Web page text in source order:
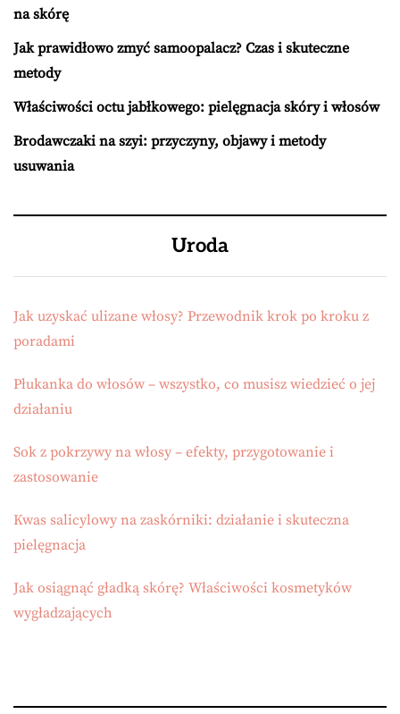
na skórę
Jak prawidłowo zmyć samoopalacz? Czas i skuteczne
metody
Właściwości octu jabłkowego: pielęgnacja skóry i włosów
Brodawczaki na szyi: przyczyny, objawy i metody
usuwania
Uroda
Jak uzyskać ulizane włosy? Przewodnik krok po kroku z
poradami
Płukanka do włosów – wszystko, co musisz wiedzieć o jej
działaniu
Sok z pokrzywy na włosy – efekty, przygotowanie i
zastosowanie
Kwas salicylowy na zaskórniki: działanie i skuteczna
pielęgnacja
Jak osiągnąć gładką skórę? Właściwości kosmetyków
wygładzających